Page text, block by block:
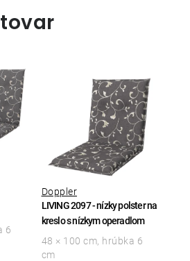
6
LIVING 2097 - nízky polster na
kreslo s nízkym operadlom
Doppler
48 × 100 cm, hrúbka 6
cm